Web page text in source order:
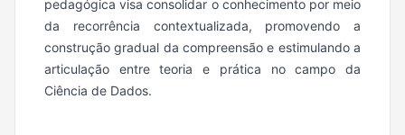
pedagógica visa consolidar o conhecimento por meio
da recorrência contextualizada, promovendo a
construção gradual da compreensão e estimulando a
articulação entre teoria e prática no campo da
Ciência de Dados.